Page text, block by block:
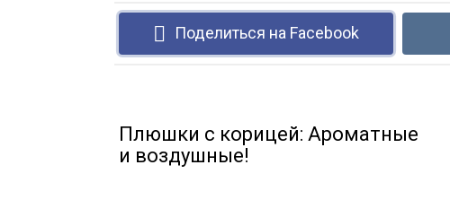
Поделиться на Facebook
Плюшки с корицей: Ароматные
и воздушные!